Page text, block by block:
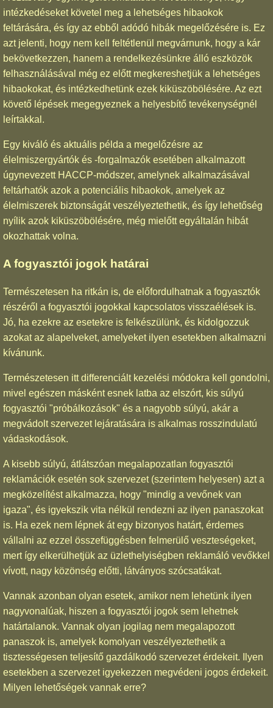
intézkedéseket követel meg a lehetséges hibaokok
feltárására, és így az ebből adódó hibák megelőzésére is. Ez
azt jelenti, hogy nem kell feltétlenül megvárnunk, hogy a kár
bekövetkezzen, hanem a rendelkezésünkre álló eszközök
felhasználásával még ez előtt megkereshetjük a lehetséges
hibaokokat, és intézkedhetünk ezek kiküszöbölésére. Az ezt
követő lépések megegyeznek a helyesbítő tevékenységnél
leírtakkal.
Egy kiváló és aktuális példa a megelőzésre az
élelmiszergyártók és -forgalmazók esetében alkalmazott
úgynevezett HACCP-módszer, amelynek alkalmazásával
feltárhatók azok a potenciális hibaokok, amelyek az
élelmiszerek biztonságát veszélyeztethetik, és így lehetőség
nyílik azok kiküszöbölésére, még mielőtt egyáltalán hibát
okozhattak volna.
A fogyasztói jogok határai
Természetesen ha ritkán is, de előfordulhatnak a fogyasztók
részéről a fogyasztói jogokkal kapcsolatos visszaélések is.
Jó, ha ezekre az esetekre is felkészülünk, és kidolgozzuk
azokat az alapelveket, amelyeket ilyen esetekben alkalmazni
kívánunk.
Természetesen itt differenciált kezelési módokra kell gondolni,
mivel egészen másként esnek latba az elszórt, kis súlyú
fogyasztói "próbálkozások" és a nagyobb súlyú, akár a
megvádolt szervezet lejáratására is alkalmas rosszindulatú
vádaskodások.
A kisebb súlyú, átlátszóan megalapozatlan fogyasztói
reklamációk esetén sok szervezet (szerintem helyesen) azt a
megközelítést alkalmazza, hogy "mindig a vevőnek van
igaza", és igyekszik vita nélkül rendezni az ilyen panaszokat
is. Ha ezek nem lépnek át egy bizonyos határt, érdemes
vállalni az ezzel összefüggésben felmerülő veszteségeket,
mert így elkerülhetjük az üzlethelyiségben reklamáló vevőkkel
vívott, nagy közönség előtti, látványos szócsatákat.
Vannak azonban olyan esetek, amikor nem lehetünk ilyen
nagyvonalúak, hiszen a fogyasztói jogok sem lehetnek
határtalanok. Vannak olyan jogilag nem megalapozott
panaszok is, amelyek komolyan veszélyeztethetik a
tisztességesen teljesítő gazdálkodó szervezet érdekeit. Ilyen
esetekben a szervezet igyekezzen megvédeni jogos érdekeit.
Milyen lehetőségek vannak erre?